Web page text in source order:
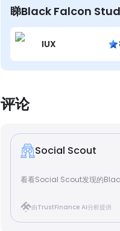
睇Black Falcon
IUX
评论
Social Scout
看看Social Scout发现的
由TrustFinance AI分析提供